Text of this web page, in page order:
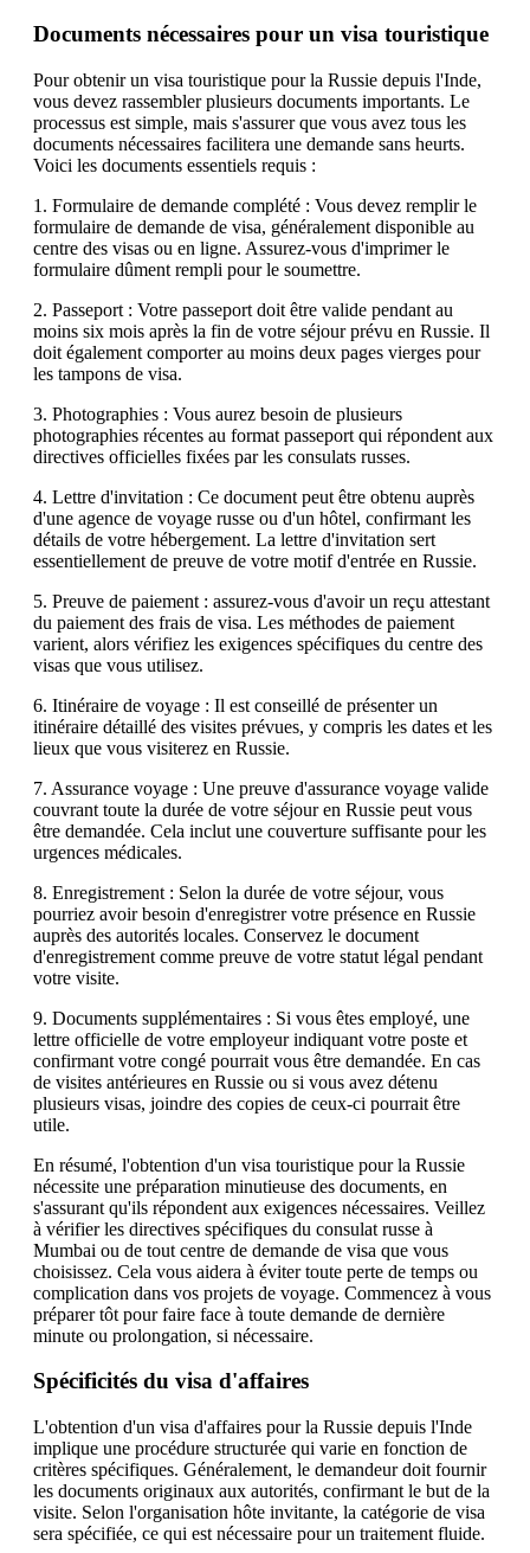
Documents nécessaires pour un visa touristique
Pour obtenir un visa touristique pour la Russie depuis l'Inde,
vous devez rassembler plusieurs documents importants. Le
processus est simple, mais s'assurer que vous avez tous les
documents nécessaires facilitera une demande sans heurts.
Voici les documents essentiels requis :
1. Formulaire de demande complété : Vous devez remplir le
formulaire de demande de visa, généralement disponible au
centre des visas ou en ligne. Assurez-vous d'imprimer le
formulaire dûment rempli pour le soumettre.
2. Passeport : Votre passeport doit être valide pendant au
moins six mois après la fin de votre séjour prévu en Russie. Il
doit également comporter au moins deux pages vierges pour
les tampons de visa.
3. Photographies : Vous aurez besoin de plusieurs
photographies récentes au format passeport qui répondent aux
directives officielles fixées par les consulats russes.
4. Lettre d'invitation : Ce document peut être obtenu auprès
d'une agence de voyage russe ou d'un hôtel, confirmant les
détails de votre hébergement. La lettre d'invitation sert
essentiellement de preuve de votre motif d'entrée en Russie.
5. Preuve de paiement : assurez-vous d'avoir un reçu attestant
du paiement des frais de visa. Les méthodes de paiement
varient, alors vérifiez les exigences spécifiques du centre des
visas que vous utilisez.
6. Itinéraire de voyage : Il est conseillé de présenter un
itinéraire détaillé des visites prévues, y compris les dates et les
lieux que vous visiterez en Russie.
7. Assurance voyage : Une preuve d'assurance voyage valide
couvrant toute la durée de votre séjour en Russie peut vous
être demandée. Cela inclut une couverture suffisante pour les
urgences médicales.
8. Enregistrement : Selon la durée de votre séjour, vous
pourriez avoir besoin d'enregistrer votre présence en Russie
auprès des autorités locales. Conservez le document
d'enregistrement comme preuve de votre statut légal pendant
votre visite.
9. Documents supplémentaires : Si vous êtes employé, une
lettre officielle de votre employeur indiquant votre poste et
confirmant votre congé pourrait vous être demandée. En cas
de visites antérieures en Russie ou si vous avez détenu
plusieurs visas, joindre des copies de ceux-ci pourrait être
utile.
En résumé, l'obtention d'un visa touristique pour la Russie
nécessite une préparation minutieuse des documents, en
s'assurant qu'ils répondent aux exigences nécessaires. Veillez
à vérifier les directives spécifiques du consulat russe à
Mumbai ou de tout centre de demande de visa que vous
choisissez. Cela vous aidera à éviter toute perte de temps ou
complication dans vos projets de voyage. Commencez à vous
préparer tôt pour faire face à toute demande de dernière
minute ou prolongation, si nécessaire.
Spécificités du visa d'affaires
L'obtention d'un visa d'affaires pour la Russie depuis l'Inde
implique une procédure structurée qui varie en fonction de
critères spécifiques. Généralement, le demandeur doit fournir
les documents originaux aux autorités, confirmant le but de la
visite. Selon l'organisation hôte invitante, la catégorie de visa
sera spécifiée, ce qui est nécessaire pour un traitement fluide.